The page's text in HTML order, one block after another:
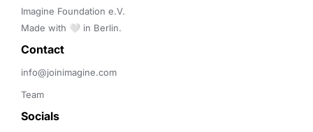
Imagine Foundation e.V.
Made with 🤍 in Berlin.
Contact
info@joinimagine.com
Team
Socials